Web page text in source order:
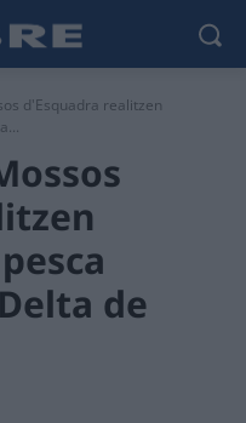
d'Esquadra realitzen
de